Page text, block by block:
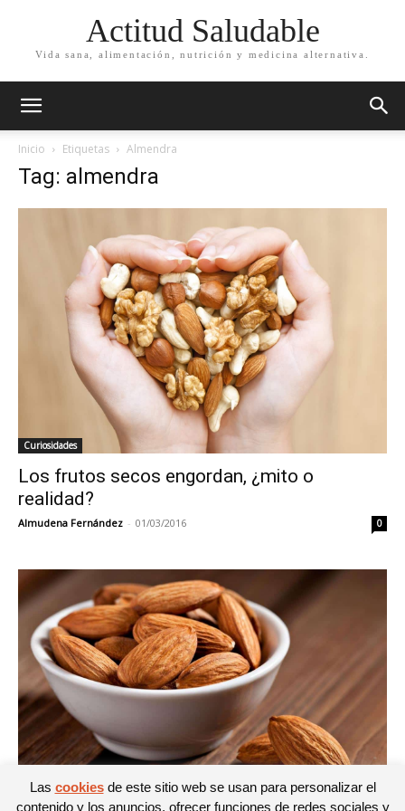
Actitud Saludable
Vida sana, alimentación, nutrición y medicina alternativa.
Inicio Etiquetas Almendra
Tag: almendra
Curiosidades
Los frutos secos engordan, ¿mito o
realidad?
Almudena Fernández - 01/03/2016 0
Frutos secos
Las cookiesde este sitio web se usan para personalizar el
contenido y los anuncios, ofrecer funciones de redes sociales y